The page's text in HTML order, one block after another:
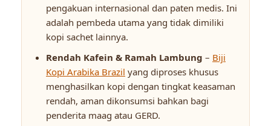
pengakuan internasional dan paten medis. Ini
adalah pembeda utama yang tidak dimiliki
kopi sachet lainnya.
Rendah Kafein & Ramah Lambung – Biji
Kopi Arabika Brazil yang diproses khusus
menghasilkan kopi dengan tingkat keasaman
rendah, aman dikonsumsi bahkan bagi
penderita maag atau GERD.